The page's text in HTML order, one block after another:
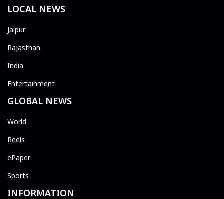
LOCAL NEWS
Jaipur
Rajasthan
India
Entertainment
GLOBAL NEWS
World
Reels
ePaper
Sports
INFORMATION